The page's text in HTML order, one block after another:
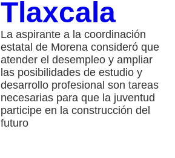
Tlaxcala
La aspirante a la coordinación
estatal de Morena consideró que
atender el desempleo y ampliar
las posibilidades de estudio y
desarrollo profesional son tareas
necesarias para que la juventud
participe en la construcción del
futuro